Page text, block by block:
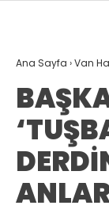
ANASAYFA
VAN
BÖLGE
Ana Sayfa ›Van